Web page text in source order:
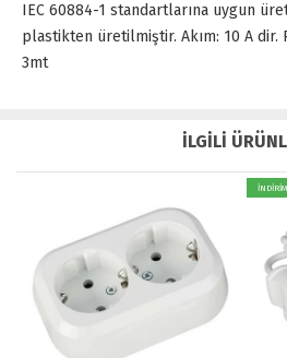
IEC 60884-1 standartlarına uygun
plastikten üretilmiştir. Akım: 10 A dir.
3mt
İLGİLİ
İNDİRİM